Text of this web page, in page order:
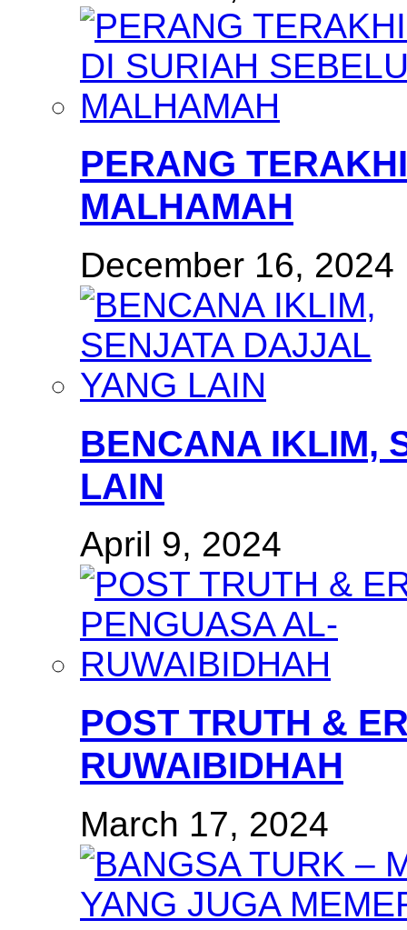
PERANG
MALHAMAH
December 16, 2024
BENCANA IKLIM,
LAIN
April 9, 2024
POST TRUTH &
RUWAIBIDHAH
March 17, 2024